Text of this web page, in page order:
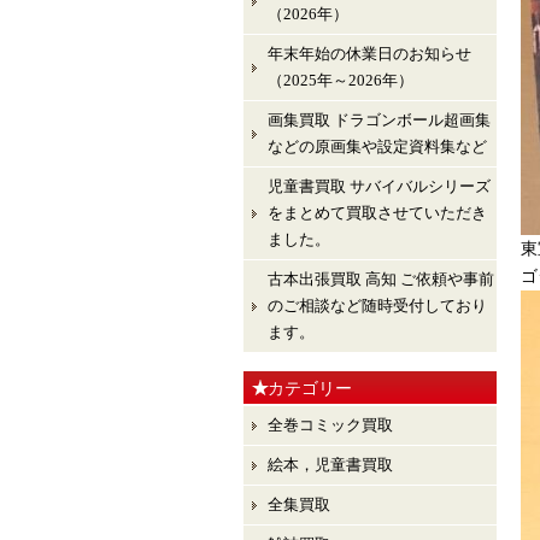
（2026年）
年末年始の休業日のお知らせ
（2025年～2026年）
画集買取 ドラゴンボール超画集
などの原画集や設定資料集など
児童書買取 サバイバルシリーズ
をまとめて買取させていただき
ました。
古本出張買取 高知 ご依頼や事前
のご相談など随時受付しており
ます。
カテゴリー
全巻コミック買取
絵本，児童書買取
全集買取